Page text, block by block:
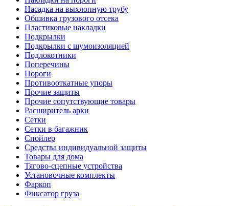
Насадка на выхлопную трубу
Обшивка грузового отсека
Пластиковые накладки
Подкрылки
Подкрылки с шумоизоляцией
Подлокотники
Поперечины
Пороги
Противооткатные упоры
Прочие защиты
Прочие сопутствующие товары
Расширитель арки
Сетки
Сетки в багажник
Спойлер
Средства индивидуальной защиты
Товары для дома
Тягово-сцепные устройства
Установочные комплекты
Фаркоп
Фиксатор груза